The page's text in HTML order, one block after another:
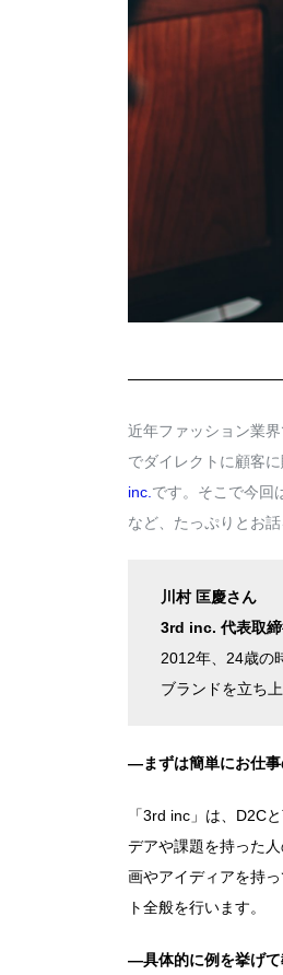
近年ファッション業
でダイレクトに顧客
inc. です。そこで今回
など、たっぷりとお話
川村 匡慶さん
3rd inc. 代表取
2012年、24歳の
ブランドを立ち
―まずは簡単にお仕事
「3rd inc」は、D2C
デアや課題を持った
画やアイディアを持
ト全般を行います。
―具体的に例を挙げて